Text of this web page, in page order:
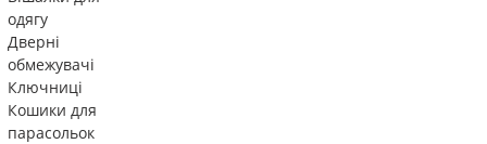
одягу
Дверні
обмежувачі
Ключниці
Кошики для
парасольок